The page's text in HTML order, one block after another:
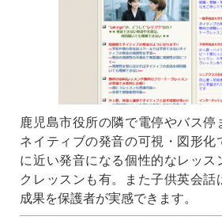
鹿児島市役所の隣で電停やバス停
ネイティブの発音の可視・図形化
に近い発音になる個性的なレッス
クレッスンも有。また子供英会話
成果を保護者が実感できます。